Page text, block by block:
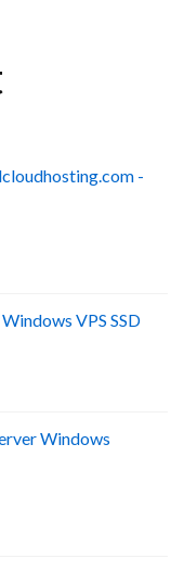
-
VPS SSD
Windows